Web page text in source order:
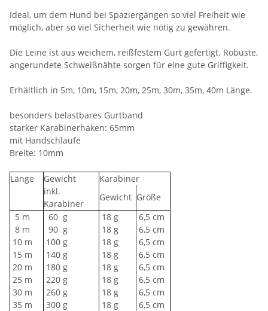
Ideal, um dem Hund bei Spaziergängen so viel Freiheit wie
möglich, aber so viel Sicherheit wie nötig zu gewähren.
Die Leine ist aus weichem, reißfestem Gurt gefertigt. Robuste,
angerundete Schweißnähte sorgen für eine gute Griffigkeit.
Erhältlich in 5m, 10m, 15m, 20m, 25m, 30m, 35m, 40m Länge.
besonders belastbares Gurtband
starker Karabinerhaken: 65mm
mit Handschlaufe
Breite: 10mm
Länge Gewicht
Karabiner
inkl.
Karabiner
Gewicht Größe
5 m
60 g 18 g
6,5 cm
8 m
90 g 18 g
6,5 cm
10 m
100 g 18 g
6,5 cm
15 m
140 g 18 g
6,5 cm
20 m
180 g 18 g
6,5 cm
25 m
220 g 18 g
6,5 cm
30 m
260 g 18 g
6,5 cm
35 m
300 g 18 g
6,5 cm